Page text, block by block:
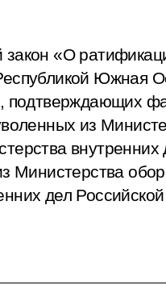
«О
Южная
подтверждающих
из
внутренних
Министерства
дел